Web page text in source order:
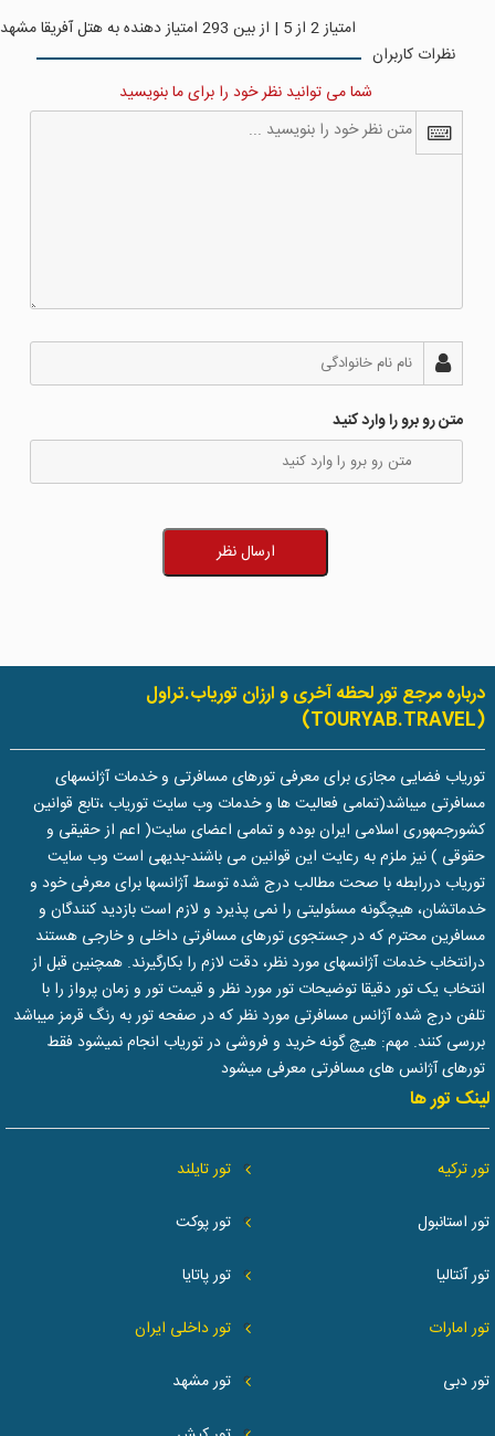
امتیاز2 از5 | از بین 293 امتیاز دهنده بههتل آفریقا مشهد
نظرات کاربران
شما می توانید نظر خود را برای ما بنویسید
متن رو برو را وارد کنید
ارسال نظر
درباره مرجع تور لحظه آخری و ارزان توریاب.تراول
(TOURYAB.TRAVEL)
توریاب فضایی مجازی برای معرفی تورهای مسافرتی و خدمات آژانسهای
مسافرتی میباشد(تمامی فعالیت ها و خدمات وب سایت توریاب ،تابع قوانین
کشورجمهوری اسلامی ایران بوده و تمامی اعضای سایت( اعم از حقیقی و
حقوقی ) نیز ملزم به رعایت این قوانین می باشند-بدیهی است وب سایت
توریاب دررابطه با صحت مطالب درج شده توسط آژانسها برای معرفی خود و
خدماتشان، هیچگونه مسئولیتی را نمی پذیرد و لازم است بازدید کنندگان و
مسافرین محترم که در جستجوی تورهای مسافرتی داخلی و خارجی هستند
درانتخاب خدمات آژانسهای مورد نظر، دقت لازم را بکارگیرند. همچنین قبل از
انتخاب یک تور دقیقا توضیحات تور مورد نظر و قیمت تور و زمان پرواز را با
تلفن درج شده آژانس مسافرتی مورد نظر که در صفحه تور به رنگ قرمز میباشد
بررسی کنند. مهم: هیچ گونه خرید و فروشی در توریاب انجام نمیشود فقط
تورهای آژانس های مسافرتی معرفی میشود
لینک تور ها
تور ترکیه
تور استانبول
تور آنتالیا
تور تایلند
تور پوکت
تور پاتایا
تور امارات
تور دبی
تور داخلی ایران
تور مشهد